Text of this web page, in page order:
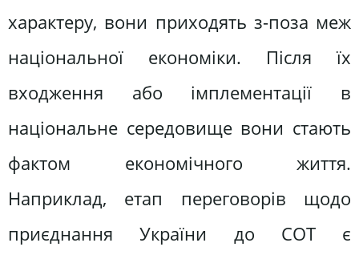
характеру, вони приходять з-поза меж
національної економіки. Після їх
входження або імплементації в
національне середовище вони стають
фактом економічного життя.
Наприклад, етап переговорів щодо
приєднання України до СОТ є